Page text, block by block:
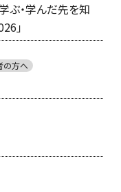
ぶ・学んだ先を知
」
の方へ